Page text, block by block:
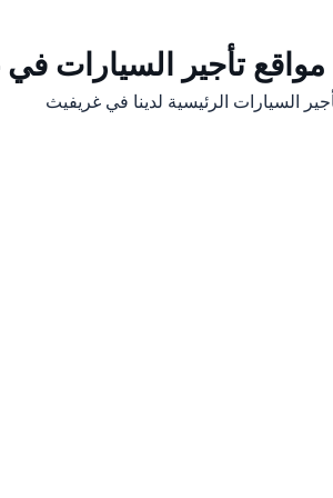
تأجير السيارات
السيارات الرئيسية لدينا في غريفيث